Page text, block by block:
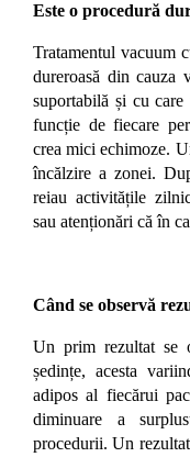
Este o procedură
Tratamentul vacuum
dureroasă din cauza
suportabilă și cu
funcție de fiecare
crea mici echimoze.
încălzire a zonei.
reiau activitățile
sau atenționări că în
Când se observă
Un prim rezultat se
ședințe, acesta
adipos al fiecărui
diminuare a
procedurii. Un